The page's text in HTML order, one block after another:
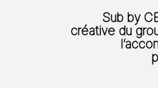
Sub by
créative du